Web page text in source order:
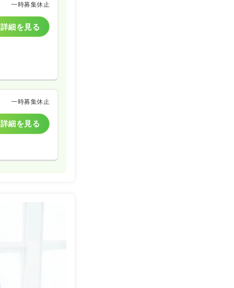
一時募集休止
詳細を見る
一時募集休止
詳細を見る